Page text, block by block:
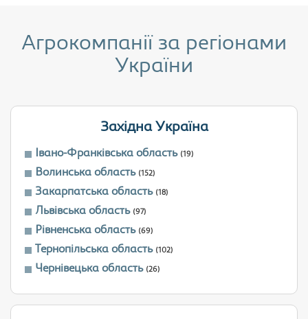
Агрокомпанії за регіонами
України
Західна Україна
Івано-Франківська область (19)
Волинська область (152)
Закарпатська область (18)
Львівська область (97)
Рівненська область (69)
Тернопільська область (102)
Чернівецька область (26)